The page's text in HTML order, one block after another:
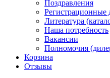
Поздравления
Регистрационные
Литература
Наша потребность
Вакансии
Полномочия
Корзина
Отзывы